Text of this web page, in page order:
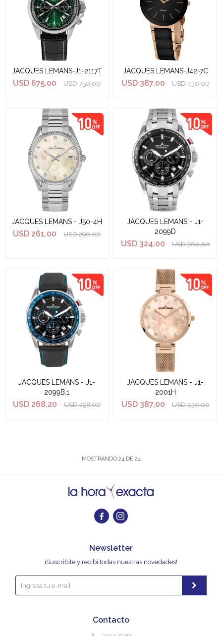
JACQUES LEMANS-J1-2117T
USD 675,00 USD 750,00
JACQUES LEMANS-J42-7C
USD 387,00 USD 430,00
JACQUES LEMANS - J50-4H
USD 261,00 USD 290,00
JACQUES LEMANS - J1-
2099D
USD 324,00 USD 360,00
JACQUES LEMANS - J1-
2099B.1
USD 268,20 USD 298,00
JACQUES LEMANS - J1-
2001H
USD 387,00 USD 430,00
MOSTRANDO 24DE 24
 
Contacto
Newsletter
¡Suscribite y recibí todas nuestras novedades!